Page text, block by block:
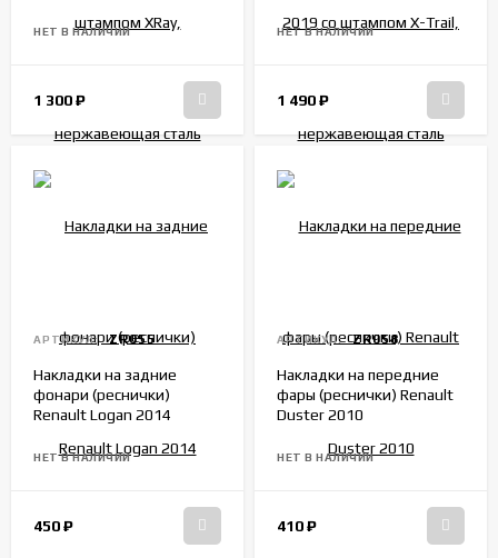
НЕТ В НАЛИЧИИ
1 300₽
НЕТ В НАЛИЧИИ
1 490₽
АРТИКУЛ: ZR055
Накладки на задние
фонари (реснички)
Renault Logan 2014
НЕТ В НАЛИЧИИ
450₽
АРТИКУЛ: ZR058
Накладки на передние
фары (реснички) Renault
Duster 2010
НЕТ В НАЛИЧИИ
410₽